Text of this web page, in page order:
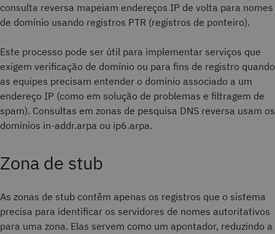
consulta reversa mapeiam endereços IP de volta para nomes
de domínio usando registros PTR (registros de ponteiro).
Este processo pode ser útil para implementar serviços que
exigem verificação de domínio ou para fins de registro quando
as equipes precisam entender o domínio associado a um
endereço IP (como em solução de problemas e filtragem de
spam). Consultas em zonas de pesquisa DNS reversa usam os
domínios in-addr.arpa ou ip6.arpa.
Zona de stub
As zonas de stub contêm apenas os registros que o sistema
precisa para identificar os servidores de nomes autoritativos
para uma zona. Elas servem como um apontador, reduzindo a